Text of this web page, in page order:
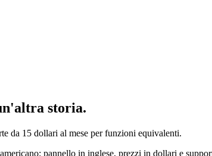
storia.
da 15 dollari al mese per funzioni equivalenti.
pannello in inglese, prezzi in dollari e